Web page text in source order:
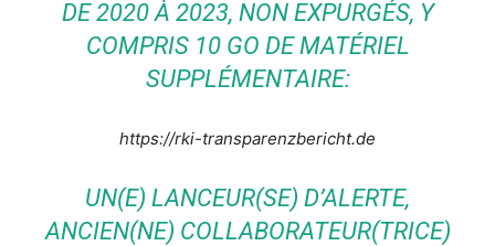
DE 2020 À 2023, NON EXPURGÉS, Y
COMPRIS 10 GO DE MATÉRIEL
SUPPLÉMENTAIRE:
https://rki-transparenzbericht.de
UN(E) LANCEUR(SE) D’ALERTE,
ANCIEN(NE) COLLABORATEUR(TRICE)